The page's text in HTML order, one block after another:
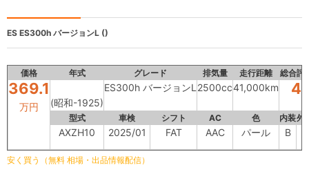
ES ES300h バージョンL ()
価格 年式 グレード 排気量 走行距離 総合評
369.1
万円 (昭和-1925)
ES300h バージョンL2500cc41,000km 4
型式 車検 シフト AC 色 内装外
AXZH10 2025/01 FAT AAC パール B
安く買う（無料 相場・出品情報配信）